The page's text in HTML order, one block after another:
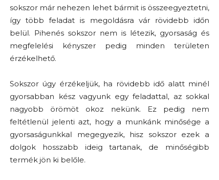
sokszor már nehezen lehet bármit is összeegyeztetni,
így több feladat is megoldásra vár rövidebb időn
belül. Pihenés sokszor nem is létezik, gyorsaság és
megfelelési kényszer pedig minden területen
érzékelhető.
Sokszor úgy érzékeljük, ha rövidebb idő alatt minél
gyorsabban kész vagyunk egy feladattal, az sokkal
nagyobb örömöt okoz nekünk. Ez pedig nem
feltétlenül jelenti azt, hogy a munkánk minősége a
gyorsaságunkkal megegyezik, hisz sokszor ezek a
dolgok hosszabb ideig tartanak, de minőségibb
termék jön ki belőle.